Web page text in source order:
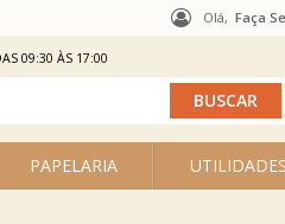
Olá, Faça
PAPELARIA
09:30 ÀS 17:00